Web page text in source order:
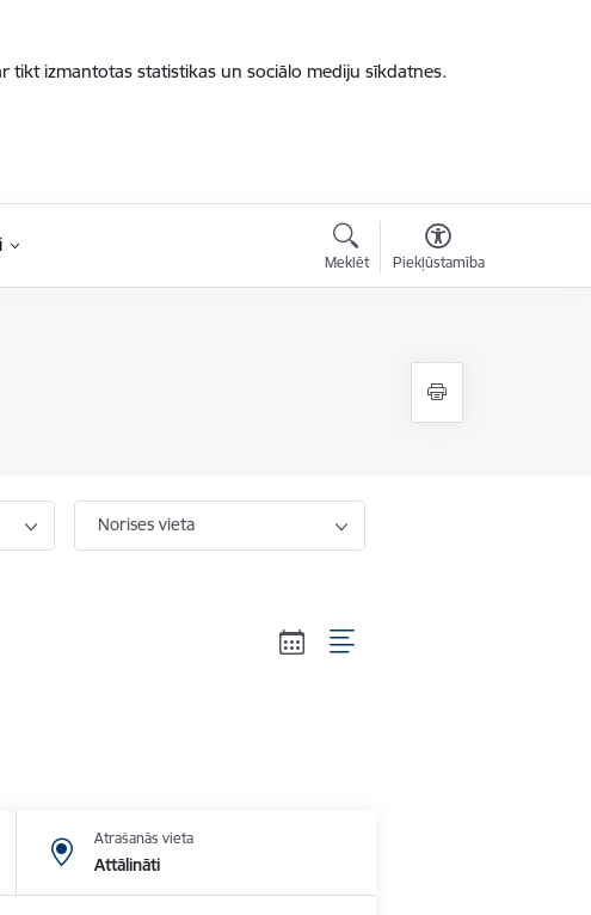
tikt izmantotas statistikas un sociālo mediju sīkdatnes.
Meklēt Piekļūstamība
Norises vieta
Atrašanās vieta
Attālināti